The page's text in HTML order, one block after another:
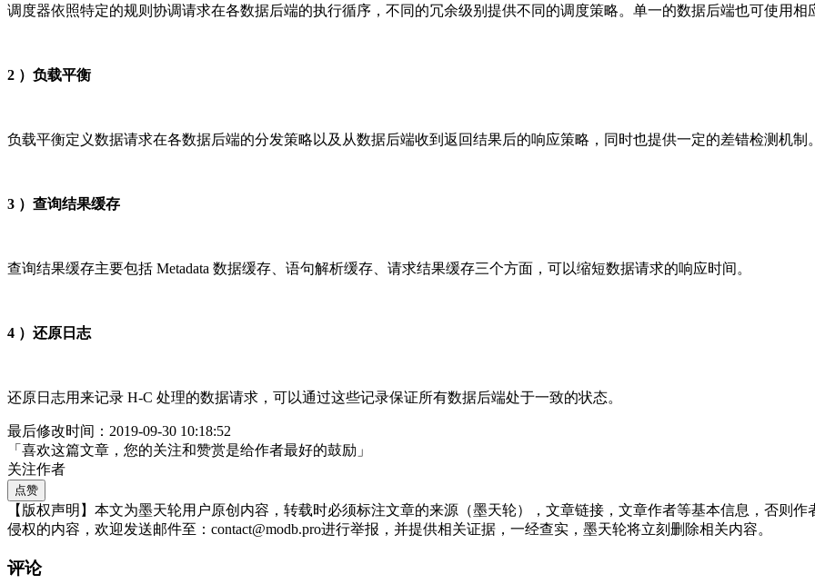
调度器依照特定的规则协调请求在各数据后端的执行循序，不同的冗余级别提供不同的调度策略。单一的数据后端也可使用相
2 ）负载平衡
负载平衡定义数据请求在各数据后端的分发策略以及从数据后端收到返回结果后的响应策略，同时也提供一定的差错检测机制。
3 ）查询结果缓存
查询结果缓存主要包括 Metadata 数据缓存、语句解析缓存、请求结果缓存三个方面，可以缩短数据请求的响应时间。
4 ）还原日志
还原日志用来记录 H-C 处理的数据请求，可以通过这些记录保证所有数据后端处于一致的状态。
最后修改时间：2019-09-30 10:18:52
「喜欢这篇文章，您的关注和赞赏是给作者最好的鼓励」
关注作者
点赞
【版权声明】本文为墨天轮用户原创内容，转载时必须标注文章的来源（墨天轮），文章链接，文章作者等基本信息，否则
侵权的内容，欢迎发送邮件至：contact@modb.pro进行举报，并提供相关证据，一经查实，墨天轮将立刻删除相关内容。
评论